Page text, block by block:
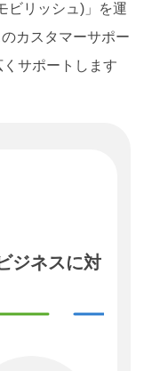
ビリッシュ)」を運
カスタマーサポー
サポートします
ジネスに対